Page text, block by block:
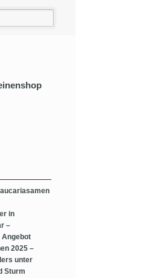
in
–
Angebot
2025 –
unter
Sturm